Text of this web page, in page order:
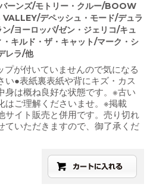
ーンズ/モトリー・クルー/BOOW
デペッシュ・モード/デュラ
ン/ヨーロッパ/ゼン・ジェリコ/キュ
・キルド・ザ・キャット/マーク・シ
レラ/他
が付いていませんので気になる
い●表紙裏表紙や背にキズ・カス
身は概ね良好な状態です。※古い
はご理解くださいませ。※掲載
サイト販売と併用です。売り切れ
ていただきますので、御了承くだ